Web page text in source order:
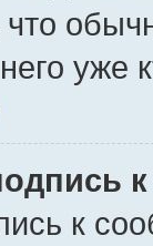
уже
к